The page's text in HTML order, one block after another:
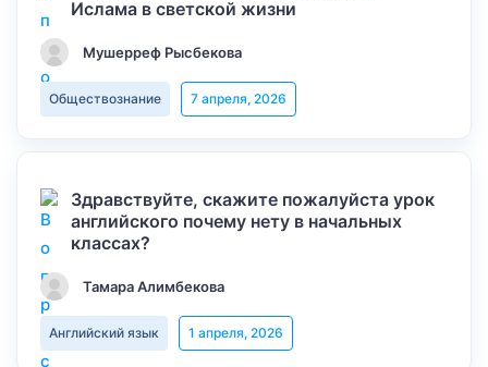
Ислама в светской жизни
Мушерреф Рысбекова
Обществознание 7 апреля, 2026
Здравствуйте, скажите пожалуйста урок
английского почему нету в начальных
классах?
Тамара Алимбекова
Английский язык 1 апреля, 2026